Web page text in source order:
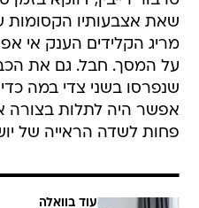
שאת אצבעותיו הקסומות
מריג הקלידים הענק אי
על המסך. חבל. גם את
שנפרסו בשני צדי במה
אפשר היה לתלות
פחות לשדה הראייה של
עוד בוואלה